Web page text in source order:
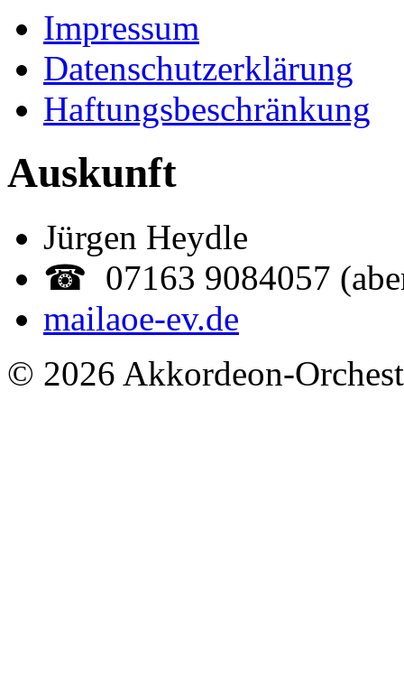
Impressum
Datenschutzerklärung
Haftungsbeschränkung
Auskunft
Jürgen Heydle
☎ 07163 9084057
mailaoe-ev.de
© 2026 Akkordeon-